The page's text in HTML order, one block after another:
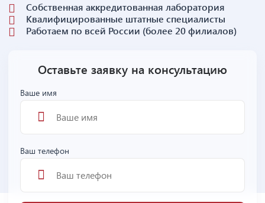
Собственная аккредитованная лаборатория
Квалифицированные штатные специалисты
Работаем по всей России (более 20 филиалов)
Оставьте заявку на консультацию
Ваше имя
Ваш телефон